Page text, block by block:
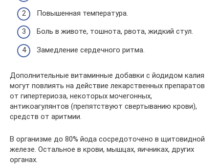
Повышенная температура.
Боль в животе, тошнота, рвота, жидкий стул.
Замедление сердечного ритма.
Дополнительные витаминные добавки с йодидом калия
могут повлиять на действие лекарственных препаратов
от гипертериоза, некоторых мочегонных,
антикоагулянтов (препятствуют свертыванию крови),
средств от аритмии.
В организме до 80% йода сосредоточено в щитовидной
железе. Остальное в крови, мышцах, яичниках, других
органах.